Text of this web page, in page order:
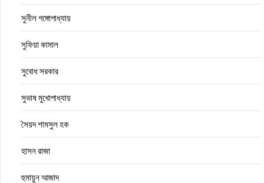
সুনীল গঙ্গোপাধ্যায়
সুফিয়া কামাল
সুবোধ সরকার
সুভাষ মুখোপাধ্যায়
সৈয়দ শামসুল হক
হাসন রাজা
হুমায়ুন আজাদ